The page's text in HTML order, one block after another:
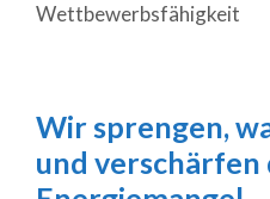
Wettbewerbsfähigkeit
Wir sprengen,
und verschärfen